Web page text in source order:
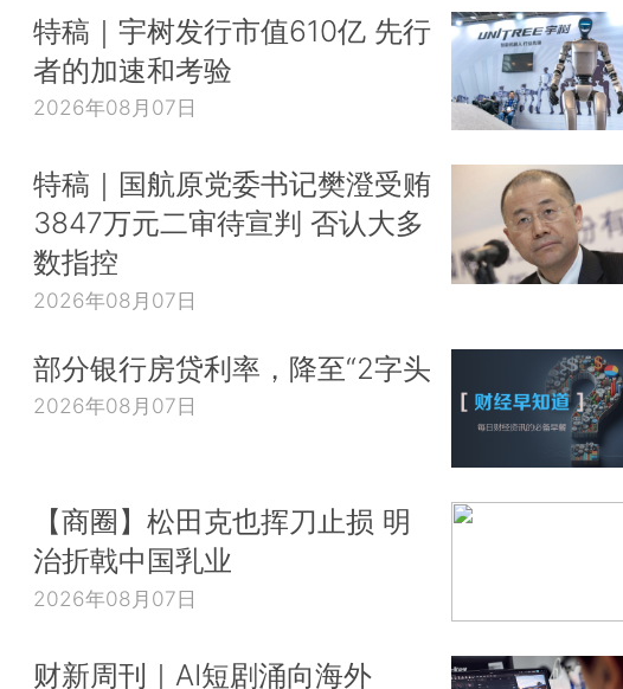
特稿｜宇树发行市值610亿 先行
者的加速和考验
2026年08月07日
特稿｜国航原党委书记樊澄受贿
3847万元二审待宣判 否认大多
数指控
2026年08月07日
部分银行房贷利率，降至“2字头
2026年08月07日
【商圈】松田克也挥刀止损 明
治折戟中国乳业
2026年08月07日
财新周刊｜AI短剧涌向海外